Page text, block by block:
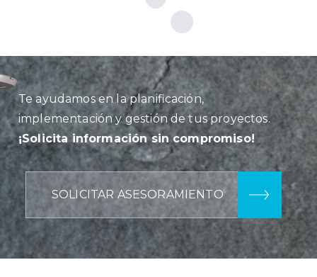
Te ayudamos en la planificación,
implementación y gestión de tus proyectos.
¡Solicita información sin compromiso!
SOLICITAR ASESORAMIENTO